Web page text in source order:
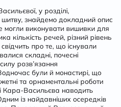
у розділі,
знайдемо докладний опис
могли виконувати вишивки для
кількість речей, різний рівень
про те, що існували
складні, почесні
розв’язання
були й монастирі, що
та орнаментальні роботи
Кара-Васильєва наводить
із найдавніших осередків